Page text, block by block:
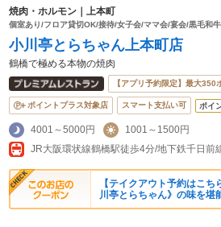
焼肉・ホルモン｜上本町
個室あり/フロア貸切OK/接待/女子会/ママ会/宴会/黒毛和
小川亭とらちゃん上本町店
鶴橋で極める本物の焼肉
【アプリ予約限定】最大350
ポイントプラス対象店 スマート支払い可 ポイ
4001～5000円
1001～1500円
【テイクアウト予約はこ
川亭とらちゃん》の味を堪